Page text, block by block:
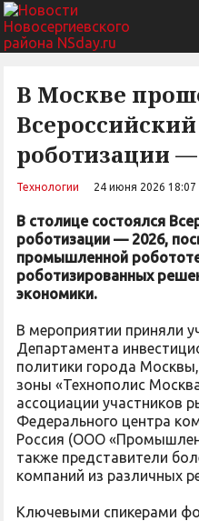
В Москве
роботизации —
Технологии 24 июня 2026 18:07
В столице состоялся
роботизации — 2026,
промышленной
роботизированных
экономики.
В мероприятии приняли
Департамента
политики города
зоны «Технополис
ассоциации участников
Федерального центра
Россия (ООО
также представители
компаний из различных
Ключевыми спикерами